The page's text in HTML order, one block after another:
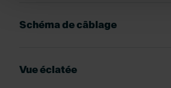
Schéma de câblage
Vue éclatée